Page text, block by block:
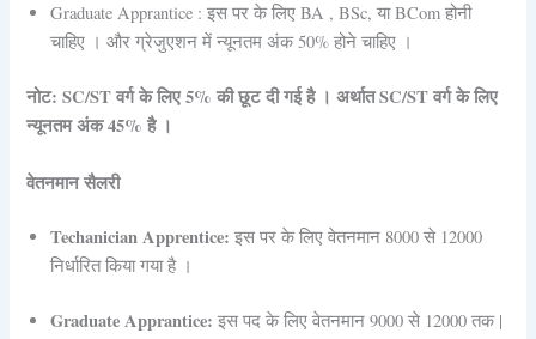
Graduate Apprantice : इस पर के लिए BA , BSc, या BCom होनी
चाहिए । और ग्रेजुएशन में न्यूनतम अंक 50% होने चाहिए ।
नोट: SC/ST वर्ग के लिए 5% की छूट दी गई है । अर्थात SC/ST वर्ग के लिए
न्यूनतम अंक 45% है ।
वेतनमान सैलरी
Techanician Apprentice: इस पर के लिए वेतनमान 8000 से 12000
निर्धारित किया गया है ।
Graduate Apprantice: इस पद के लिए वेतनमान 9000 से 12000 तक |